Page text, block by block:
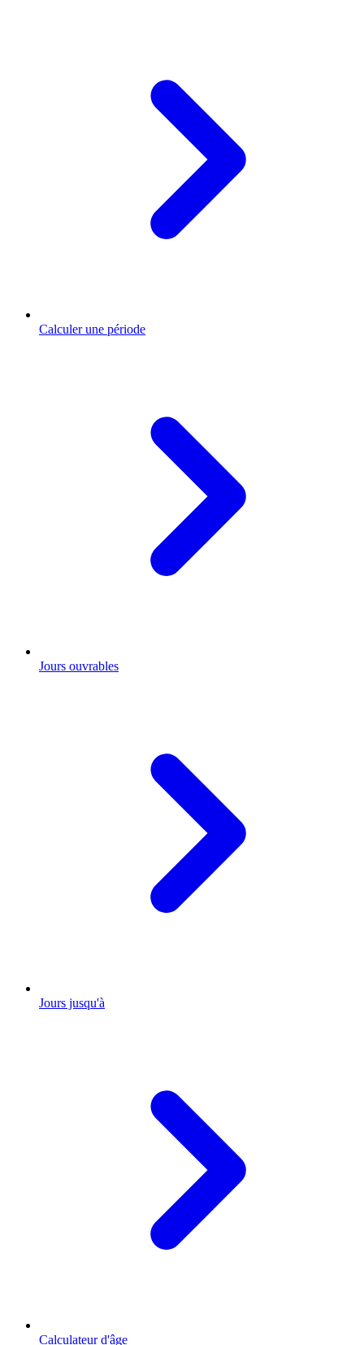
Calculer une période
Jours ouvrables
Jours jusqu'à
Calculateur d'âge